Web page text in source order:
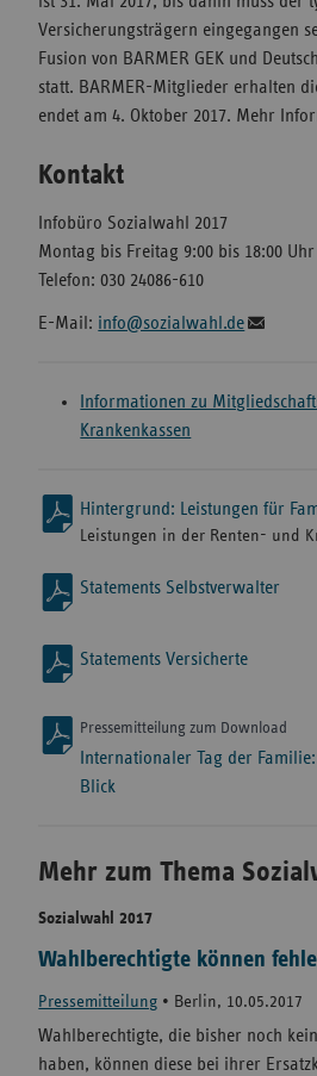
Versicherungsträgern eingegangen
Fusion von BARMER GEK und
statt. BARMER-Mitglieder erhalten
endet am 4. Oktober 2017. Mehr
Kontakt
Infobüro Sozialwahl 2017
Montag bis Freitag 9:00 bis 18:00 Uhr
Telefon: 030 24086-610
E-Mail: info@sozialwahl.de
Informationen zu
Krankenkassen
Hintergrund: Leistungen für
Leistungen in der Renten- und
Statements Selbstverwalter
Statements Versicherte
Pressemitteilung zum Download
Internationaler Tag der
Blick
Mehr zum Thema
Sozialwahl 2017
Wahlberechtigte können
Pressemitteilung • Berlin, 10.05.2017
Wahlberechtigte, die bisher noch
haben, können diese bei ihrer